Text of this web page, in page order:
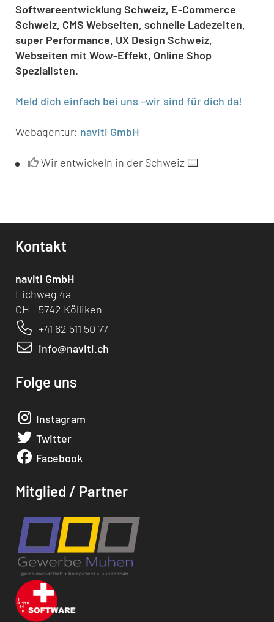
Softwareentwicklung Schweiz, E-Commerce
Schweiz, CMS Webseiten, schnelle Ladezeiten,
super Performance, UX Design Schweiz,
Webseiten mit Wow-Effekt, Online Shop
Spezialisten.
Meld dich einfach bei uns –wir sind für dich da!
Webagentur: naviti GmbH
Wir entwickeln in der Schweiz ⌨️
Kontakt
naviti GmbH
Eichweg 4a
CH - 5742 Kölliken
+41 62 511 50 77
info@naviti.ch
Folge uns
Instagram
Twitter
Facebook
Mitglied / Partner